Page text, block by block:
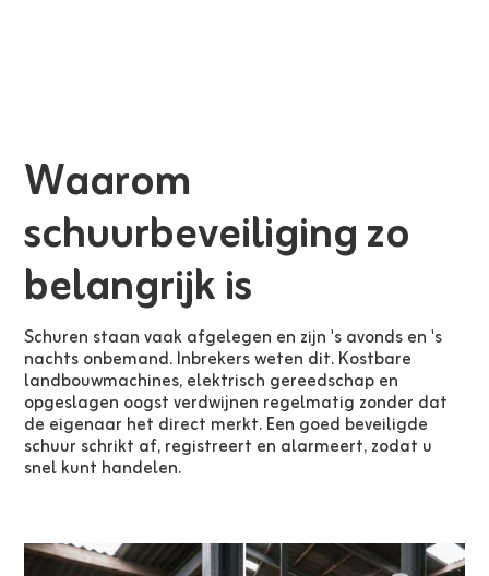
Waarom
schuurbeveiliging zo
belangrijk is
Schuren staan vaak afgelegen en zijn 's avonds en 's
nachts onbemand. Inbrekers weten dit. Kostbare
landbouwmachines, elektrisch gereedschap en
opgeslagen oogst verdwijnen regelmatig zonder dat
de eigenaar het direct merkt. Een goed beveiligde
schuur schrikt af, registreert en alarmeert, zodat u
snel kunt handelen.